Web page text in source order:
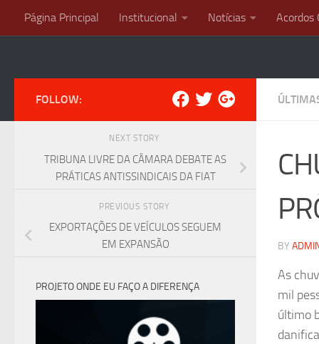
Skip to content
Página Principal Institucional Notícias Acordos
BY
As
mil
último
FOLLOW:
NEXT STORY
TRIBUNA LIVRE DA CÂMARA DEBATE AS
PRÁTICAS ANTISSINDICAIS DA FIAT
PREVIOUS STORY
EXPORTAÇÕES DE VEÍCULOS SEGUEM
EM EXPANSÃO
PROJETO ONDE EU FAÇO A DIFERENÇA